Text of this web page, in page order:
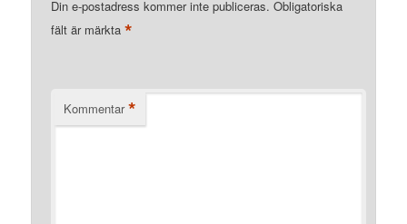
Din e-postadress kommer inte publiceras. Obligatoriska
fält är märkta*
Kommentar *